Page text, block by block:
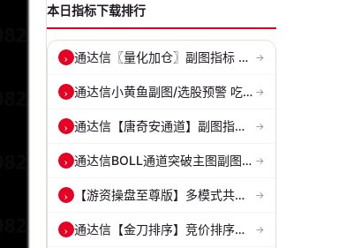
本日指标下载排行
› 通达信〖量化加仓〗副图指标 侧重于趋势确认、量能配合与高低位反转信号... →
› 通达信小黄鱼副图/选股预警 吃肉密码 捕捉最强拉升段 源码 贴图 →
› 通达信【唐奇安通道】副图指标 ●●关键位置●●大概率区间 →
› 通达信BOLL通道突破主图副图和选股指标 BOLL通达突破追踪主力动向 源码... →
› 【游资操盘至尊版】多模式共振擒龙 短线波段、低位抄底、游资启动行情量... →
› 通达信【金刀排序】竞价排序选股指标 精准捕捉强势首板 源码 贴图 →